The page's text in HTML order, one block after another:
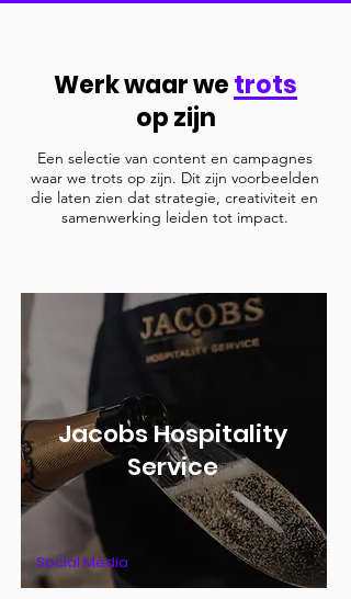
Werk waar wetrots
op zijn
Een selectie van content en campagnes
waar we trots op zijn. Dit zijn voorbeelden
die laten zien dat strategie, creativiteit en
samenwerking leiden tot impact.
Jacobs Hospitality
Service
Social Media